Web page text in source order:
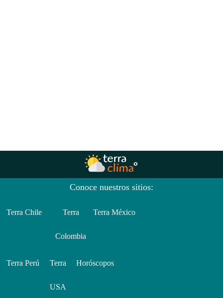
Conoce nuestros sitios:
Terra Chile Terra
Colombia
Terra México
Terra Perú Terra
USA
Horóscopos